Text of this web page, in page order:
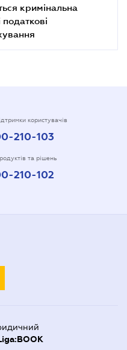
кримінальна
податкові
користувачів
210-103
та рішень
210-102